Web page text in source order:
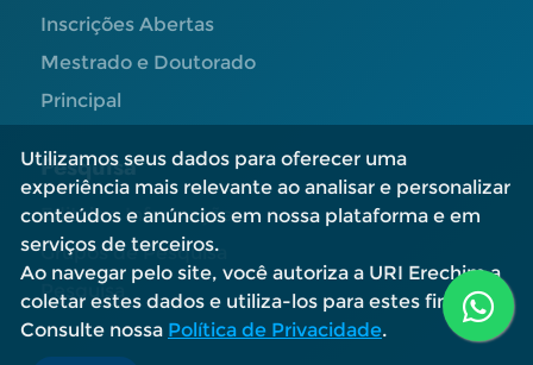
Inscrições Abertas
Mestrado e Doutorado
Principal
Pesquisa
Editais e Informações
Grupos de Pesquisa
Pesquisa
Utilizamos seus dados para oferecer uma
experiência mais relevante ao analisar e personalizar
conteúdos e anúncios em nossa plataforma e em
serviços de terceiros.
Ao navegar pelo site, você autoriza a URI Erechim a
coletar estes dados e utiliza-los para estes fins.
Consulte nossa Política de Privacidade.